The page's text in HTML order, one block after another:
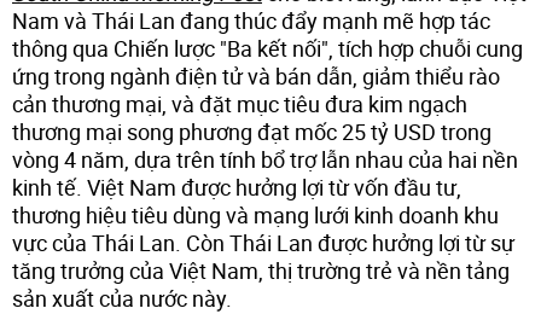
Nam và Thái Lan đang thúc đẩy mạnh mẽ hợp tác
thông qua Chiến lược "Ba kết nối", tích hợp chuỗi cung
ứng trong ngành điện tử và bán dẫn, giảm thiểu rào
cản thương mại, và đặt mục tiêu đưa kim ngạch
thương mại song phương đạt mốc 25 tỷ USD trong
vòng 4 năm, dựa trên tính bổ trợ lẫn nhau của hai nền
kinh tế. Việt Nam được hưởng lợi từ vốn đầu tư,
thương hiệu tiêu dùng và mạng lưới kinh doanh khu
vực của Thái Lan. Còn Thái Lan được hưởng lợi từ sự
tăng trưởng của Việt Nam, thị trường trẻ và nền tảng
sản xuất của nước này.